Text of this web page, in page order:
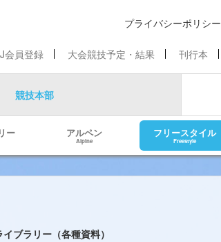
プライバシーポリシー
会員登録 大会競技予定・結果 刊行本
競技本部
ー アルペン
Alpine
フリースタイル
Freestyle
イブラリー（各種資料）